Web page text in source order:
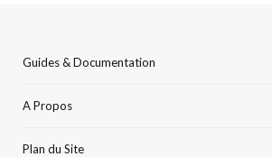
Guides & Documentation
A Propos
Plan du Site